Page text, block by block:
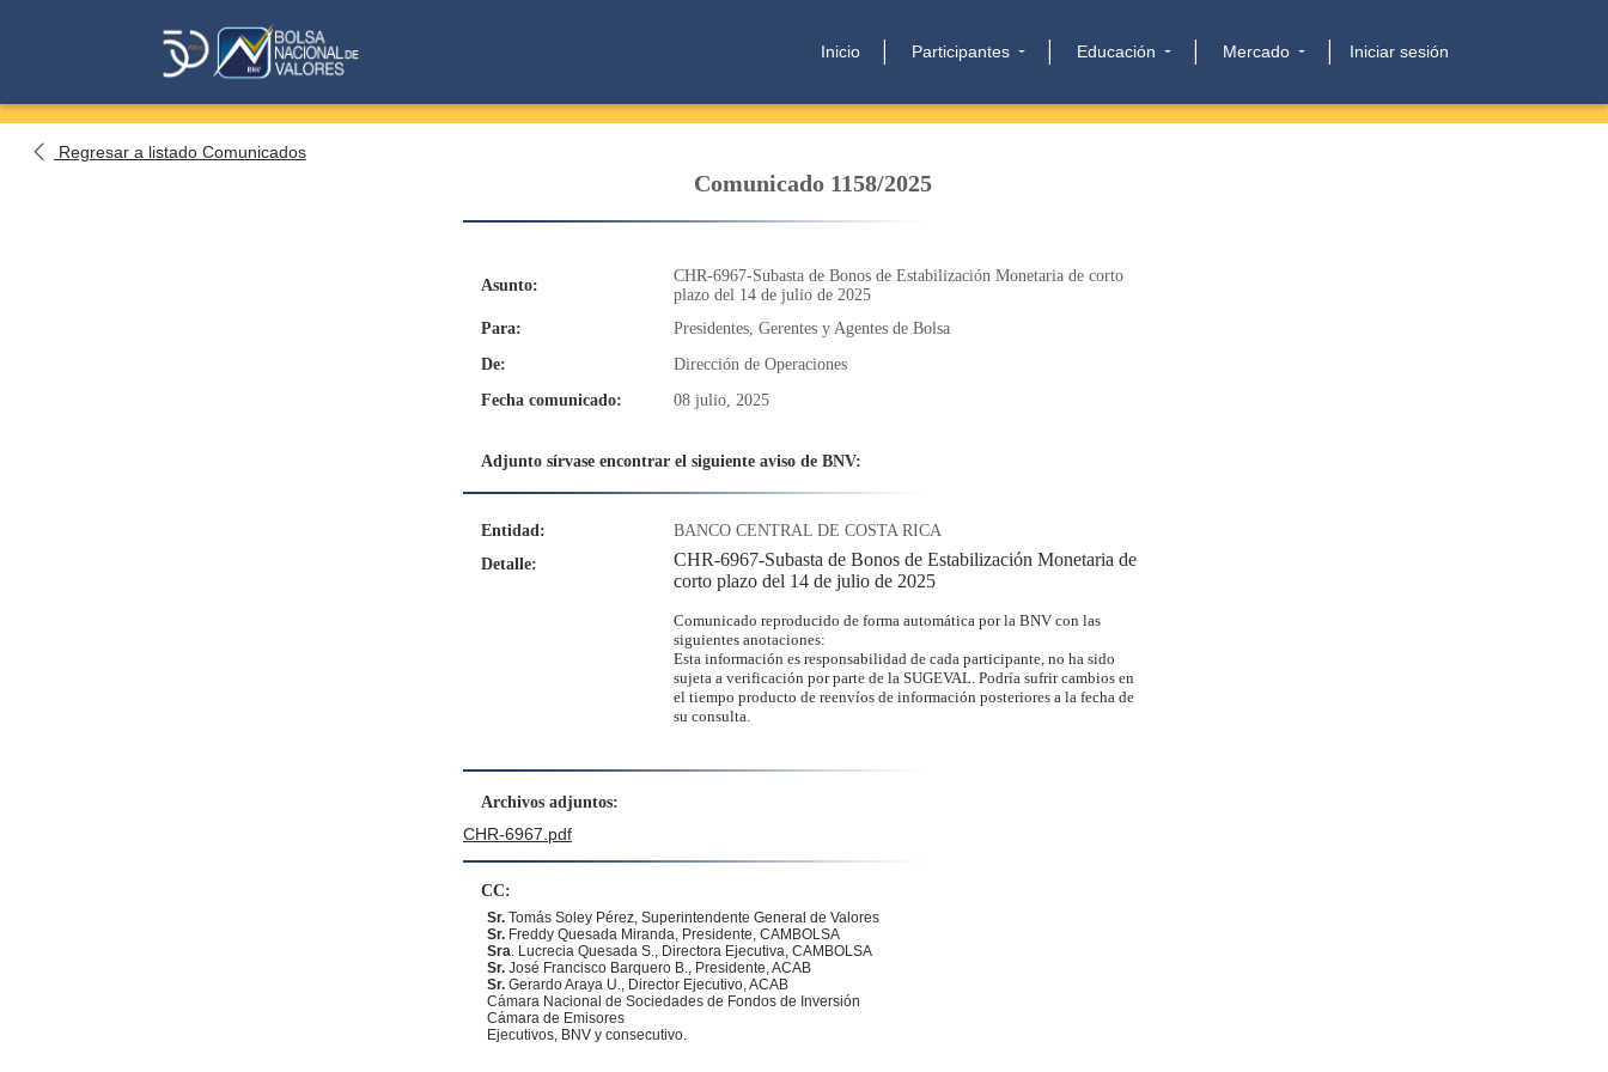
Inicio Participantes Educación Mercado Iniciar sesión
Regresar a listado Comunicados
Comunicado 1158/2025
Asunto:
CHR-6967-Subasta de Bonos de Estabilización Monetaria de corto
plazo del 14 de julio de 2025
Para:
Presidentes, Gerentes y Agentes de Bolsa
De:
Dirección de Operaciones
Fecha comunicado:
08 julio, 2025
Adjunto sírvase encontrar el siguiente aviso de BNV:
Entidad:
BANCO CENTRAL DE COSTA RICA
Detalle:
CHR-6967-Subasta de Bonos de Estabilización Monetaria de
corto plazo del 14 de julio de 2025
Comunicado reproducido de forma automática por la BNV con las
siguientes anotaciones:
Esta información es responsabilidad de cada participante, no ha sido
sujeta a verificación por parte de la SUGEVAL. Podría sufrir cambios en
el tiempo producto de reenvíos de información posteriores a la fecha de
su consulta.
Archivos adjuntos:
CHR-6967.pdf
CC:
Sr. Tomás Soley Pérez, Superintendente General de Valores
Sr. Freddy Quesada Miranda, Presidente, CAMBOLSA
Sra. Lucrecia Quesada S., Directora Ejecutiva, CAMBOLSA
Sr. José Francisco Barquero B., Presidente, ACAB
Sr. Gerardo Araya U., Director Ejecutivo, ACAB
Cámara Nacional de Sociedades de Fondos de Inversión
Cámara de Emisores
Ejecutivos, BNV y consecutivo.